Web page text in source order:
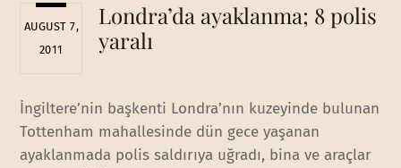
AUGUST 7,
2011
Londra’da ayaklanma; 8 polis
yaralı
İngiltere’nin başkenti Londra’nın kuzeyinde bulunan
Tottenham mahallesinde dün gece yaşanan
ayaklanmada polis saldırıya uğradı, bina ve araçlar